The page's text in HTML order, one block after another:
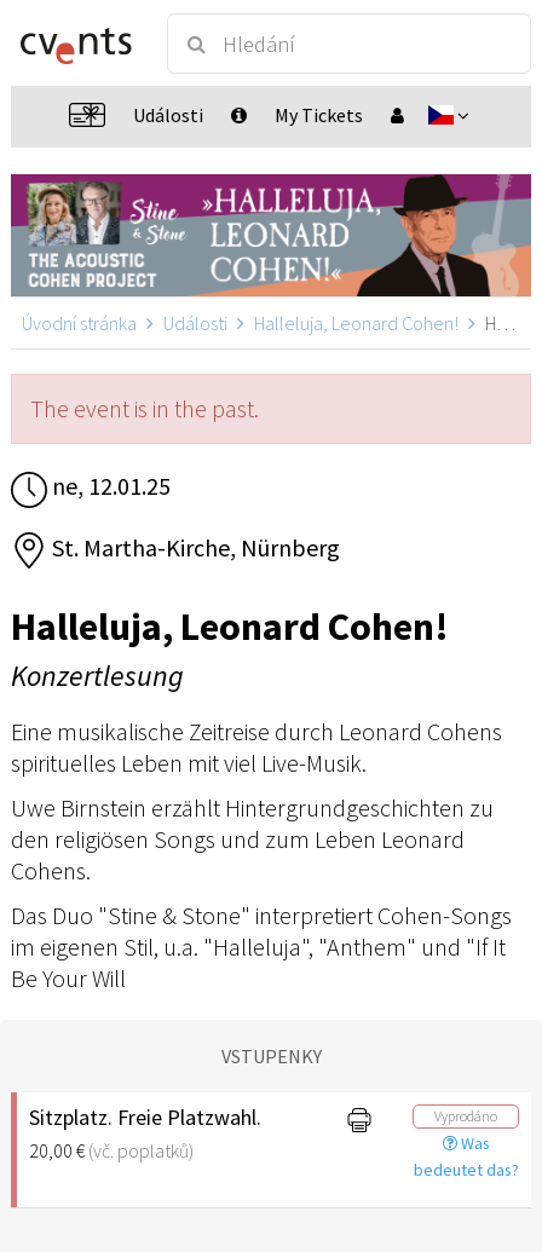
Události My Tickets
Úvodní stránka Události Halleluja, Leonard Cohen! Halleluja, Leonard Cohen!, Nürnberg
The event is in the past.
ne, 12.01.25
St. Martha-Kirche, Nürnberg
Halleluja, Leonard Cohen!
Konzertlesung
Eine musikalische Zeitreise durch Leonard Cohens
spirituelles Leben mit viel Live-Musik.
Uwe Birnstein erzählt Hintergrundgeschichten zu
den religiösen Songs und zum Leben Leonard
Cohens.
Das Duo "Stine & Stone" interpretiert Cohen-Songs
im eigenen Stil, u.a. "Halleluja", "Anthem" und "If It
Be Your Will
VSTUPENKY
Sitzplatz. Freie Platzwahl.
20,00 €(vč. poplatků)
Vyprodáno
Was
bedeutet das?